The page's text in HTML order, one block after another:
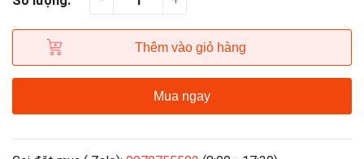
Thêm vào giỏ hàng
Mua ngay